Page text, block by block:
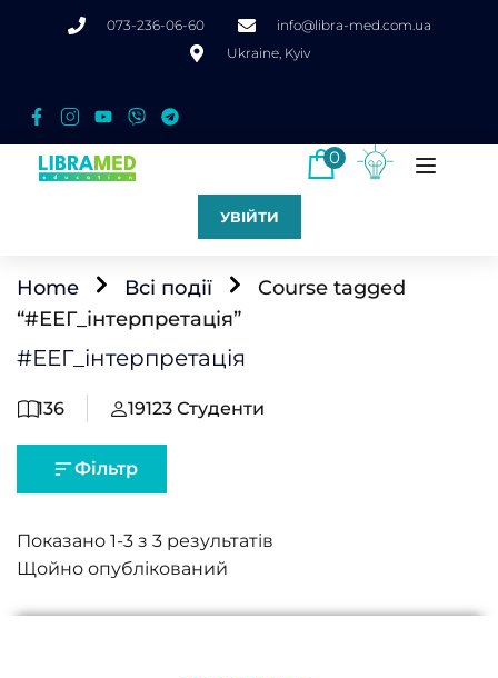
073-236-06-60
info@libra-med.com.ua
Ukraine, Kyiv
0
УВІЙТИ
Home Всі події
Course tagged
“#ЕЕГ_інтерпретація”
#ЕЕГ_інтерпретація
136 19123 Студенти
Фільтр
Показано 1-3 з 3 результатів